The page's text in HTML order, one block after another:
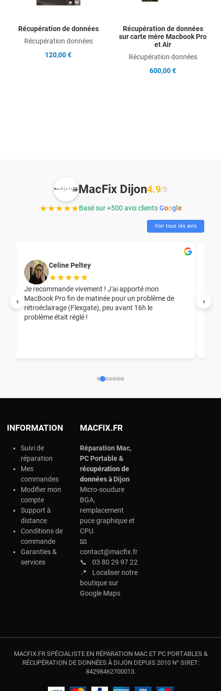
Récupération de données
Récupération données
120,00 €
Récupération de données
sur carte mère Macbook Pro
et Air
Récupération données
600,00 €
‹ ›
MacFix Dijon4.9/5
★★★★★Basé sur +500 avis clientsGoog e
Voir tous les avis
Celine Peltey
★★★★★
Je recommande vivement ! J'ai apporté mon
MacBook Pro fin de matinée pour un problème de
rétroéclairage (Flexgate), peu avant 16h le
problème était réglé !
INFORMATION
Suivi de
réparation
Mes
commandes
Modifier mon
compte
Support à
distance
Conditions de
commande
Garanties &
services
MACFIX.FR
Réparation Mac,
PC Portable &
récupération de
données àDijon
Micro-soudure
BGA,
remplacement
puce graphique et
CPU.
📧
contact@macfix.fr
📞
03 80 29 97 22
📍
Localiser notre
boutique sur
Google Maps
MACFIX.FR SPÉCIALISTE EN RÉPARATION MAC ET PC PORTABLES &
RÉCUPÉRATION DE DONNÉES À DIJON DEPUIS 2010 N° SIRET:
84298462700013.